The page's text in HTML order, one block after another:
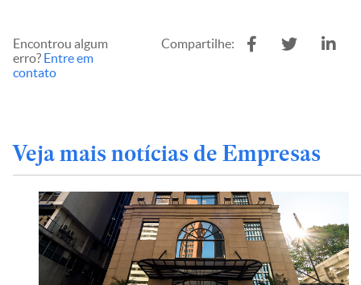
Encontrou algum
erro? Entre em
contato
Compartilhe:
Veja mais notícias de Empresas